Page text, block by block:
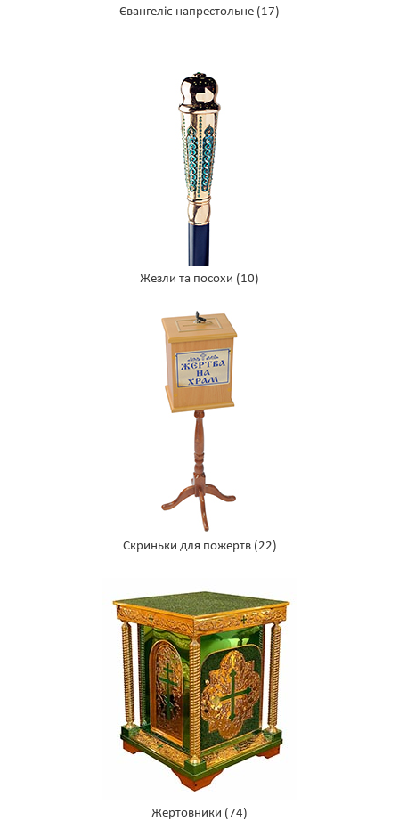
Євангеліє напрестольне (17)
Жезли та посохи (10)
Скриньки для пожертв(22)
Жертовники (74)